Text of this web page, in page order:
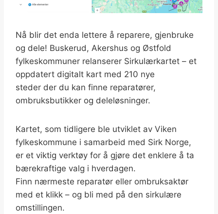
Nå blir det enda lettere å reparere, gjenbruke
og dele! Buskerud, Akershus og Østfold
fylkeskommuner relanserer Sirkulærkartet – et
oppdatert digitalt kart med 210 nye
steder der du kan finne reparatører,
ombruksbutikker og deleløsninger.
Kartet, som tidligere ble utviklet av Viken
fylkeskommune i samarbeid med Sirk Norge,
er et viktig verktøy for å gjøre det enklere å ta
bærekraftige valg i hverdagen.
Finn nærmeste reparatør eller ombruksaktør
med et klikk – og bli med på den sirkulære
omstillingen.